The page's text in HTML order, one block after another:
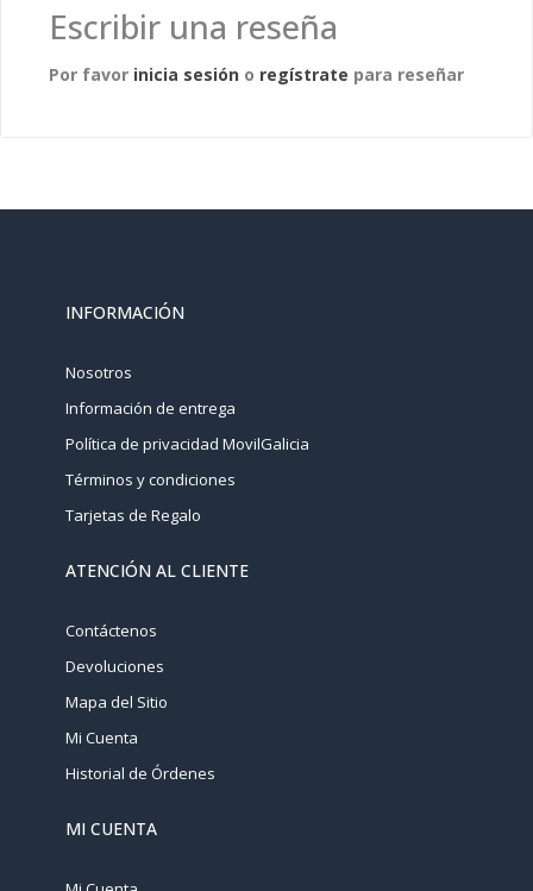
Escribir una reseña
Por favor inicia sesión o regístrate para reseñar
INFORMACIÓN
Nosotros
Información de entrega
Política de privacidad MovilGalicia
Términos y condiciones
Tarjetas de Regalo
ATENCIÓN AL CLIENTE
Contáctenos
Devoluciones
Mapa del Sitio
Mi Cuenta
Historial de Órdenes
MI CUENTA